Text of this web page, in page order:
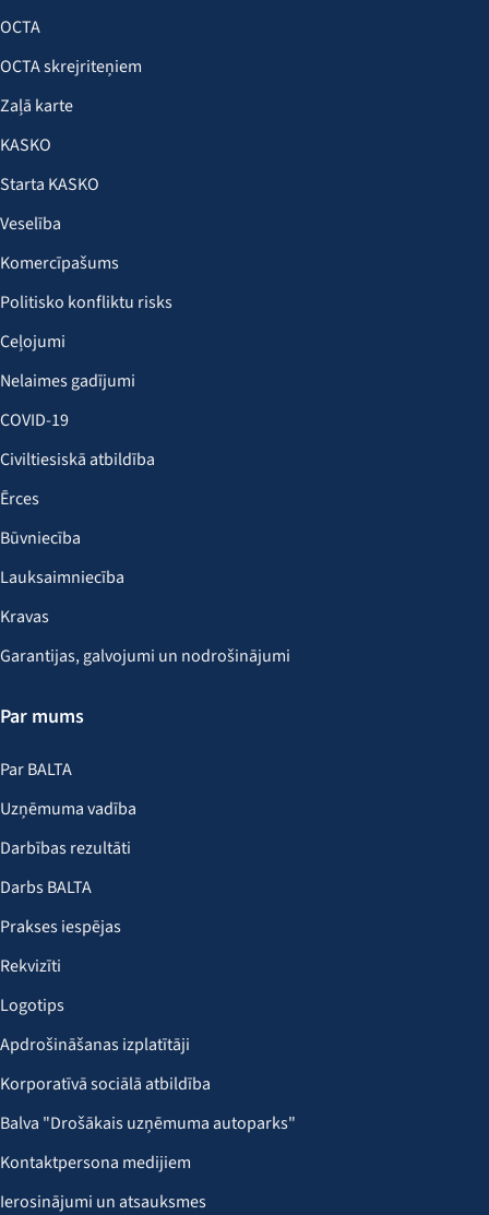
OCTA
OCTA skrejriteņiem
Zaļā karte
KASKO
Starta KASKO
Veselība
Komercīpašums
Politisko konfliktu risks
Ceļojumi
Nelaimes gadījumi
COVID-19
Civiltiesiskā atbildība
Ērces
Būvniecība
Lauksaimniecība
Kravas
Garantijas, galvojumi un nodrošinājumi
Par mums
Par BALTA
Uzņēmuma vadība
Darbības rezultāti
Darbs BALTA
Prakses iespējas
Rekvizīti
Logotips
Apdrošināšanas izplatītāji
Korporatīvā sociālā atbildība
Balva "Drošākais uzņēmuma autoparks"
Kontaktpersona medijiem
Ierosinājumi un atsauksmes